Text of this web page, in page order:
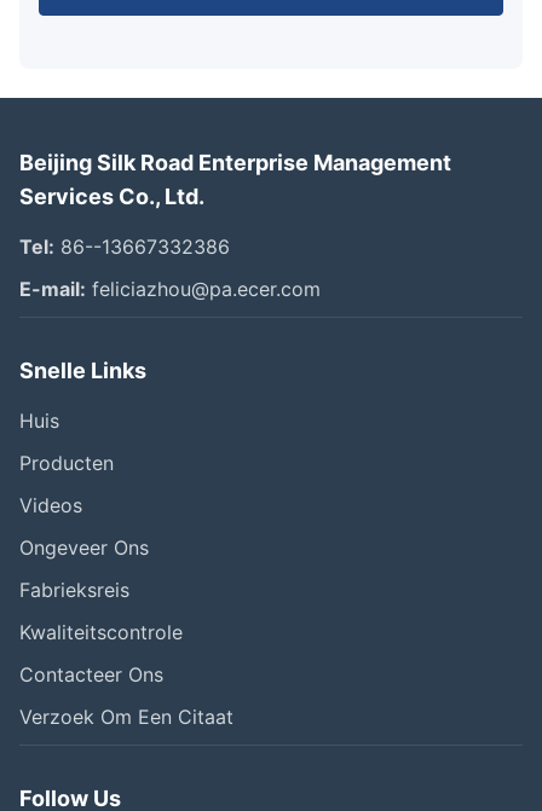
Beijing Silk Road Enterprise Management
Services Co., Ltd.
Tel: 86--13667332386
E-mail: feliciazhou@pa.ecer.com
Snelle Links
Huis
Producten
Videos
Ongeveer Ons
Fabrieksreis
Kwaliteitscontrole
Contacteer Ons
Verzoek Om Een Citaat
Follow Us